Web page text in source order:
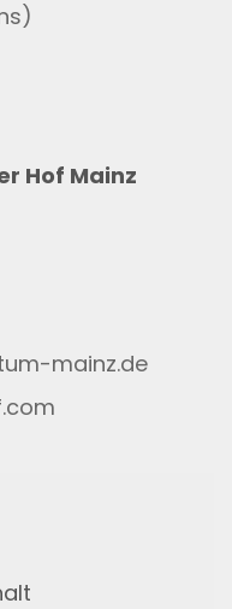
Hof Mainz
mainz.de